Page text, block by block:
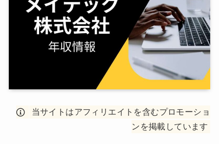
当サイトはアフィリエイトを含むプロモーショ
ンを掲載しています